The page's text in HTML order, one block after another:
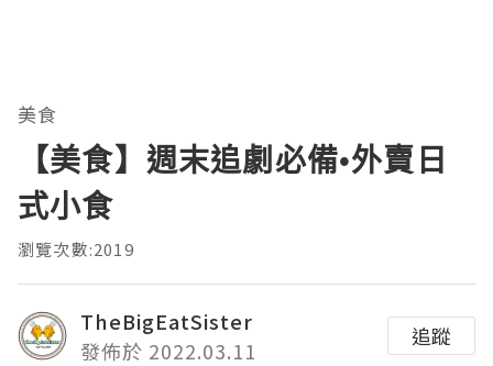
美食
【美食】週末追劇必備•外賣日
式小食
瀏覽次數:2019
TheBigEatSister
發佈於 2022.03.11
追蹤